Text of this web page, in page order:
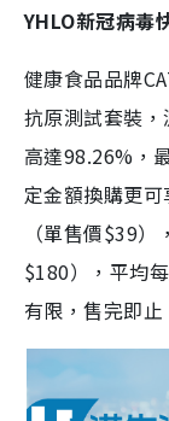
YHLO新冠病毒
健康食品品牌
抗原測試套裝
高達98.26%，
定金額換購更
（單售價$39
$180），平均
有限，售完即止